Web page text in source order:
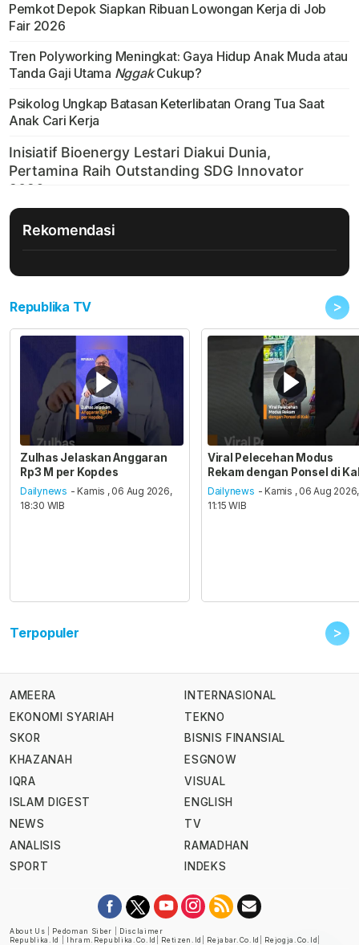
Pemkot Depok Siapkan Ribuan Lowongan Kerja di Job
Fair 2026
Tren Polyworking Meningkat: Gaya Hidup Anak Muda atau
Tanda Gaji Utama NggakCukup?
Psikolog Ungkap Batasan Keterlibatan Orang Tua Saat
Anak Cari Kerja
Rekomendasi
Republika TV >
Zulhas Jelaskan Anggaran
Rp3 M per Kopdes
Dailynews - Kamis , 06 Aug 2026,
18:30 WIB
Viral Pelecehan Modus
Rekam dengan Ponsel di
Dailynews - Kamis , 06 Aug 2026,
11:15 WIB
Terpopuler >
AMEERA
EKONOMI SYARIAH
SKOR
KHAZANAH
IQRA
ISLAM DIGEST
NEWS
ANALISIS
SPORT
INTERNASIONAL
TEKNO
BISNIS FINANSIAL
ESGNOW
VISUAL
ENGLISH
TV
RAMADHAN
INDEKS
About Us Pedoman Siber
Disclaimer
Republika.id
Ihram.republika.co.id Retizen.id Rejabar.co.id Rejogja.co.id